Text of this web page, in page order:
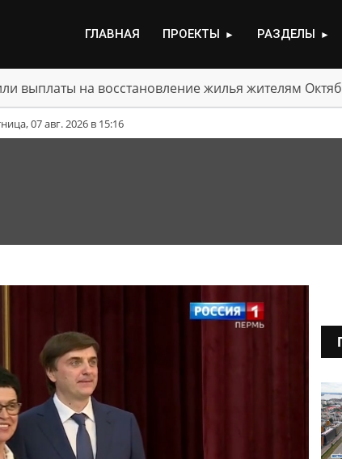
ГЛАВНАЯ ПРОЕКТЫ ► РАЗДЕЛЫ ►
участок трассы ТР-53
07 авг. 2026 в 15:16